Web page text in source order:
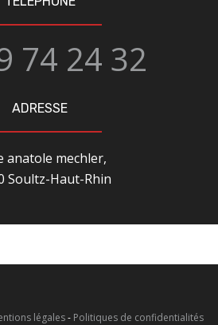
74 24 32
ADRESSE
anatole mechler,
Soultz-Haut-Rhin
légales- Politiques de confidentialités